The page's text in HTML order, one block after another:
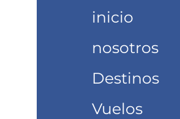
inicio
nosotros
Destinos
Vuelos